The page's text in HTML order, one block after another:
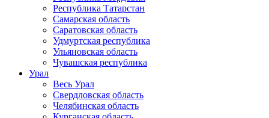
Республика Татарстан
Самарская область
Саратовская область
Удмуртская республика
Ульяновская область
Чувашская республика
Урал
Весь Урал
Свердловская область
Челябинская область